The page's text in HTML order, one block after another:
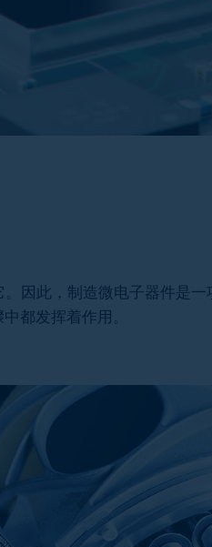
因此，制造微电子器件是
都发挥着作用。